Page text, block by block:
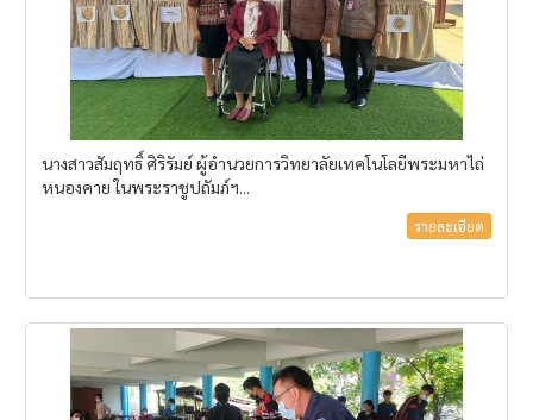
นางสาวสัมฤทธิ์ ศิริรัมย์ ผู้อำนวยการวิทยาลัยเทคโนโลยีพระมหาไถ่
หนองคาย ในพระราชูปถัมภ์ฯ...
รายละเอียด